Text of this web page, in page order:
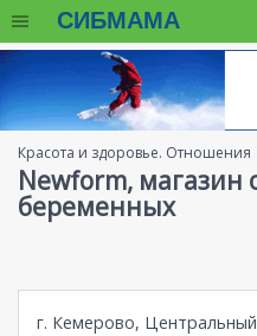
СИБМАМА
Красота и здоровье. Отношения
Newform, магазин
беременных
г. Кемерово,